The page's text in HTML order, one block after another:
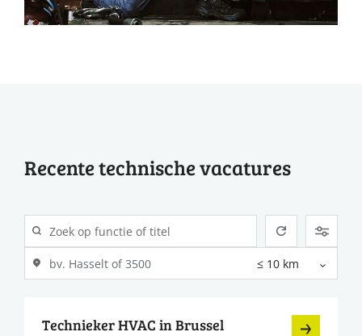
Recente technische vacatures
Technieker HVAC in Brussel